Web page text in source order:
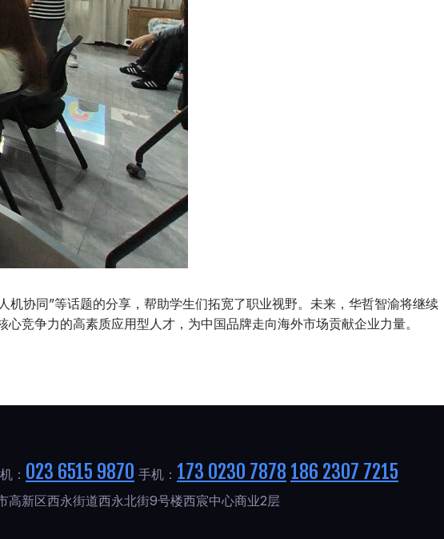
协同”等话题的分享，帮助学生们拓宽了职业视野。未来，华哲智渝将继续
竞争力的高素质应用型人才，为中国品牌走向海外市场贡献企业力量。
： 023 6515 9870 手机： 173 0230 7878 186 2307 7215
高新区西永街道西永北街9号楼西宸中心商业2层